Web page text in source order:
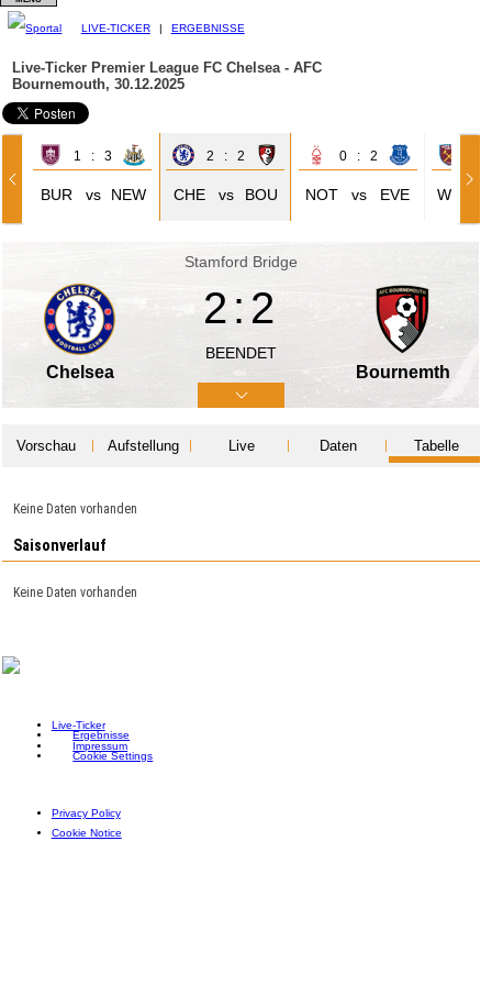
LIVE-TICKER | ERGEBNISSE
Live-Ticker Premier League FC Chelsea - AFC
Bournemouth, 30.12.2025
1 : 3
BUR vs NEW
2 : 2
CHE vs BOU
0 : 2
NOT vs EVE WHU
Stamford Bridge
Chelsea
2:2
BEENDET
Bournemth
Vorschau Aufstellung Live Daten Tabelle
Keine Daten vorhanden
Saisonverlauf
Keine Daten vorhanden
Live-Ticker
Ergebnisse
Impressum
Cookie Settings
Privacy Policy
Cookie Notice